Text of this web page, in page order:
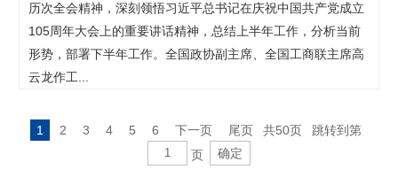
历次全会精神，深刻领悟习近平总书记在庆祝中国共产党成立
105周年大会上的重要讲话精神，总结上半年工作，分析当前
形势，部署下半年工作。全国政协副主席、全国工商联主席高
云龙作工...
1 2 3 4 5 6 下一页 尾页 共50页
跳转到第
页